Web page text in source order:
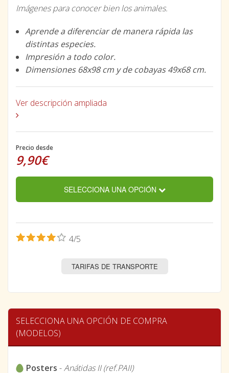
Imágenes para conocer bien los animales.
Aprende a diferenciar de manera rápida las
distintas especies.
Impresión a todo color.
Dimensiones 68x98 cm y de cobayas 49x68 cm.
Ver descripción ampliada
Precio desde
9,90€
SELECCIONA UNA OPCIÓN
4/5
TARIFAS DE TRANSPORTE
SELECCIONA UNA OPCIÓN DE COMPRA
(MODELOS)
Posters -Anátidas II (ref.PAII)